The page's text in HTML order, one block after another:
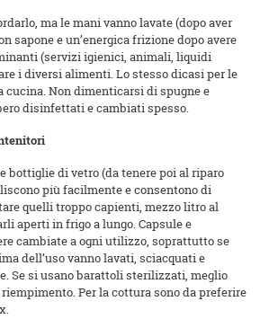
ma le mani vanno lavate (dopo aver
sapone e un’energica frizione dopo avere
(servizi igienici, animali, liquidi
i diversi alimenti. Lo stesso dicasi per le
Non dimenticarsi di spugne e
disinfettati e cambiati spesso.
bottiglie di vetro (da tenere poi al riparo
più facilmente e consentono di
quelli troppo capienti, mezzo litro al
aperti in frigo a lungo. Capsule e
cambiate a ogni utilizzo, soprattutto se
dell’uso vanno lavati, sciacquati e
Se si usano barattoli sterilizzati, meglio
Per la cottura sono da preferire